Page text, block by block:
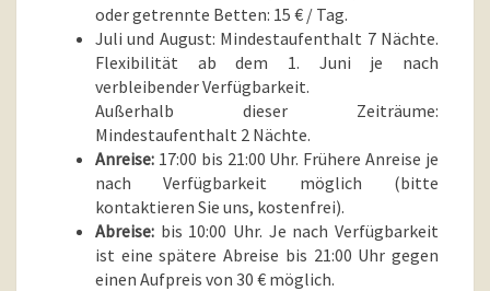
oder getrennte Betten: 15 € / Tag.
Juli und August: Mindestaufenthalt 7 Nächte.
Flexibilität ab dem 1. Juni je nach
verbleibender Verfügbarkeit.
Außerhalb dieser Zeiträume:
Mindestaufenthalt 2 Nächte.
Anreise: 17:00 bis 21:00 Uhr. Frühere Anreise je
nach Verfügbarkeit möglich (bitte
kontaktieren Sie uns, kostenfrei).
Abreise: bis 10:00 Uhr. Je nach Verfügbarkeit
ist eine spätere Abreise bis 21:00 Uhr gegen
einen Aufpreis von 30 € möglich.